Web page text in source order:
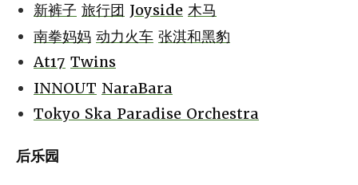
新裤子 旅行团 Joyside 木马
南拳妈妈 动力火车 张淇和黑豹
At17 Twins
INNOUT NaraBara
Tokyo Ska Paradise Orchestra
后乐园